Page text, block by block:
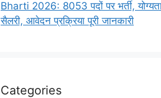
Bharti 2026: 8053 पदों पर भर्ती,
सैलरी, आवेदन प्रक्रिया पूरी जानकारी
Categories